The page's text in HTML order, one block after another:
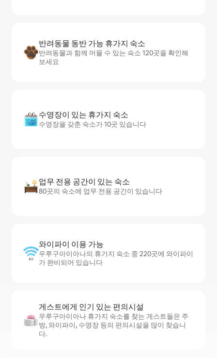
반려동물 동반 가능 휴가지 숙소
반려동물과 함께 머물 수 있는 숙소 120곳을 확인해
보세요
수영장이 있는 휴가지 숙소
수영장을 갖춘 숙소가 10곳 있습니다
업무 전용 공간이 있는 숙소
80곳의 숙소에 업무 전용 공간이 있습니다
와이파이 이용 가능
우루구아이아나의 휴가지 숙소 중 220곳에 와이파이
가 완비되어 있습니다
게스트에게 인기 있는 편의시설
우루구아이아나 휴가지 숙소를 찾는 게스트들은 주
방, 와이파이, 수영장 등의 편의시설을 많이 찾습니
다.